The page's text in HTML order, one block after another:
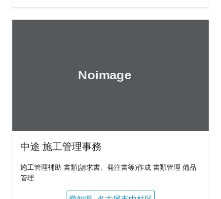
中途 施工管理事務
施工管理補助 書類(請求書、発注書等)作成 書類管理 備品
管理